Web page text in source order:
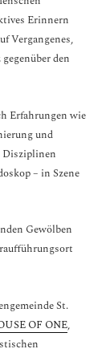
Erinnern
Vergangenes,
den
Erfahrungen wie
und
– in Szene
Gewölben
St.
OF ONE,